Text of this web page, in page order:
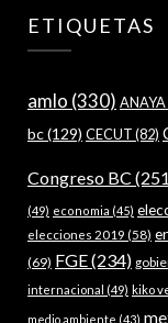
ETIQUETAS
amlo (330) ANAYA
bc(129) CECUT(82)
Congreso BC
(49) economia (45)
elecciones 2019 (58)
(69) FGE(234)
internacional (49) kiko
medio ambiente (43)